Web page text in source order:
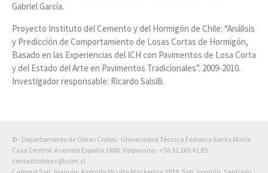
Gabriel García.
Proyecto Instituto del Cemento y del Hormigón de Chile: “Análisis
y Predicción de Comportamiento de Losas Cortas de Hormigón,
Basado en las Experiencias del ICH con Pavimentos de Losa Corta
y del Estado del Arte en Pavimentos Tradicionales”. 2009-2010.
Investigador responsable: Ricardo Salsilli.
© · Departamento de Obras Civiles · Universidad Técnica Federico Santa María
Casa Central: Avenida España 1680, Valparaíso · +56 32 265 41 85 ·
contactodoocc@usm.cl